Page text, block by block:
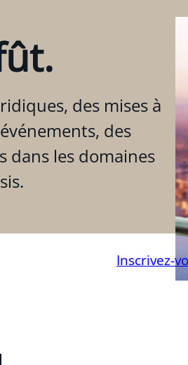
des mises à
des
dans les domaines
Inscrivez-